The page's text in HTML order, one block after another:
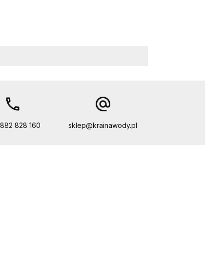
call
828 160
alternate_email
sklep@krainawody.pl